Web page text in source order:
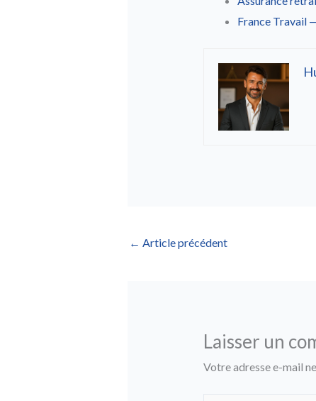
France Travail
← Article précédent
Laisser un
Votre adresse e-mail